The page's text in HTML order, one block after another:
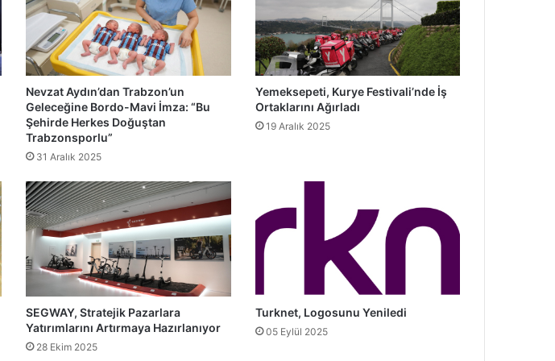
Nevzat Aydın’dan Trabzon’un
Geleceğine Bordo-Mavi İmza: “Bu
Şehirde Herkes Doğuştan
Trabzonsporlu”
31 Aralık 2025
Yemeksepeti, Kurye Festivali’nde İş
Ortaklarını Ağırladı
19 Aralık 2025
SEGWAY, Stratejik Pazarlara
Yatırımlarını Artırmaya Hazırlanıyor
28 Ekim 2025
Turknet, Logosunu Yeniledi
05 Eylül 2025